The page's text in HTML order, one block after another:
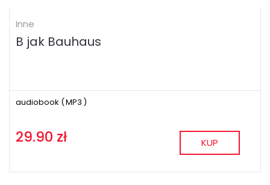
Inne
B jak Bauhaus
audiobook (MP3 )
29.90 zł KUP